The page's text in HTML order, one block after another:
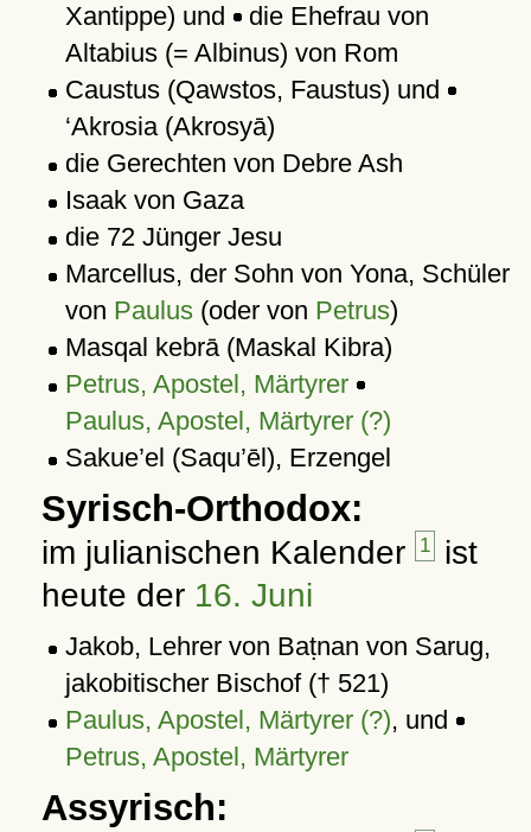
Xantippe) und die Ehefrau von
Altabius (= Albinus) von Rom
Caustus (Qawstos, Faustus) und
‘Akrosia (Akrosyā)
die Gerechten von Debre Ash
Isaak von Gaza
die 72 Jünger Jesu
Marcellus, der Sohn von Yona, Schüler
von Paulus(oder von Petrus)
Masqal kebrā (Maskal Kibra)
Petrus, Apostel, Märtyrer
Paulus, Apostel, Märtyrer (?)
Sakue’el (Saqu’ēl), Erzengel
Syrisch-Orthodox:
im julianischen Kalender 1 ist
heute der 16. Juni
Jakob, Lehrer von Baṭnan von Sarug,
jakobitischer Bischof († 521)
Paulus, Apostel, Märtyrer (?), und
Petrus, Apostel, Märtyrer
Assyrisch: